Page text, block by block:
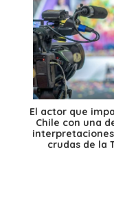
El actor que
Chile con una
crudas de la